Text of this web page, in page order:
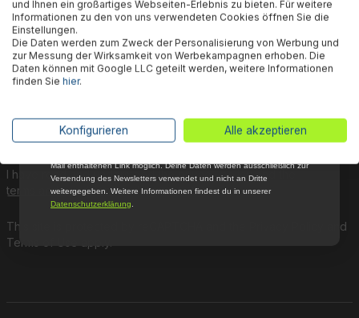
next purchase.
First name Surname
This site is protected by reCAPTCHA and the
and
Terms of Use
I have read and understood theprivacy policyand the
terms and conditionsand agree to them.
Subscribe
und Ihnen ein großartiges Webseiten-Erlebnis zu bieten. Für weitere
Informationen zu den von uns verwendeten Cookies öffnen Sie die
Einstellungen.
Die Daten werden zum Zweck der Personalisierung von Werbung und
zur Messung der Wirksamkeit von Werbekampagnen erhoben. Die
Daten können mit Google LLC geteilt werden, weitere Informationen
finden Sie hier.
Konfigurieren Alle akzeptieren
Willkommensrabatt auf nicht reduzierte Ware
bei Deiner ersten Bestellung !*
Email
*Mit der Anmeldung zum Newsletter stimmst du zu, regelmäßig per E-
Mail über aktuelle Angebote, Aktionen und Produktneuheiten
Mail enthaltenen Link möglich. Deine Daten werden ausschließlich zur
Versendung des Newsletters verwendet und nicht an Dritte
weitergegeben. Weitere Informationen findest du in unserer
Datenschutzerklärung